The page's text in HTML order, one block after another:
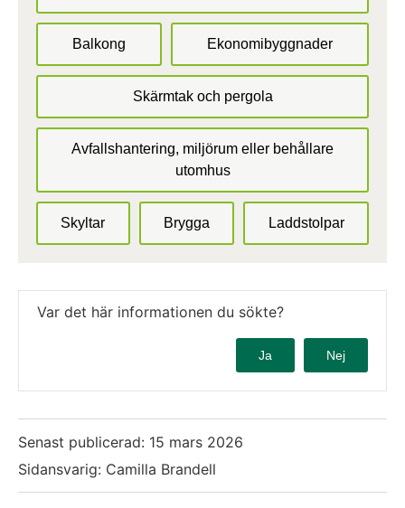
Balkong Ekonomibyggnader
Skärmtak och pergola
Avfallshantering, miljörum eller behållare
utomhus
Skyltar Brygga Laddstolpar
Var det här informationen du sökte?
Ja Nej
Senast publicerad: 15 mars 2026
Sidansvarig: Camilla Brandell